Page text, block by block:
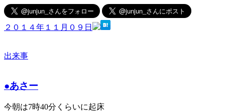
２０１４年１１月０９日
出来事
●あさー
今朝は7時40分くらいに起床